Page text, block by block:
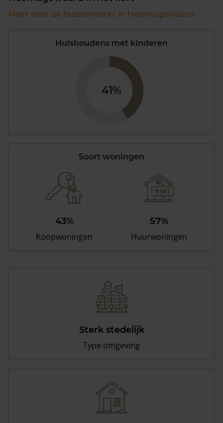
Meer over de huizenmarkt in Heerhugowaard
Huishoudens met kinderen
41%
Soort woningen
43%
Koopwoningen
57%
Huurwoningen
Sterk stedelijk
Type omgeving